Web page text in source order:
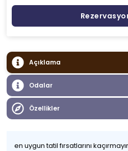
Açıklama
Odalar
Özellikler
en uygun tatil fırsatlarını